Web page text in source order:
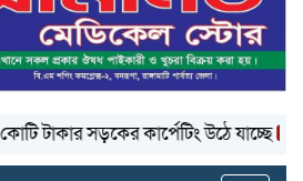
সড়কের কার্পেটিং উঠে যাচ্ছে